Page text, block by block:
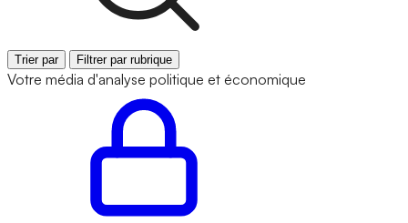
Trier par Filtrer par rubrique
Votre média d'analyse politique et économique